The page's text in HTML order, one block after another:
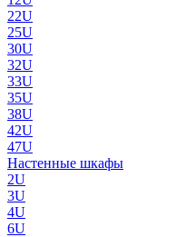
22U
25U
30U
32U
33U
35U
38U
42U
47U
Настенные шкафы
2U
3U
4U
6U